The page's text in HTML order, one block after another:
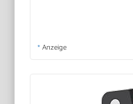
* Anzeige